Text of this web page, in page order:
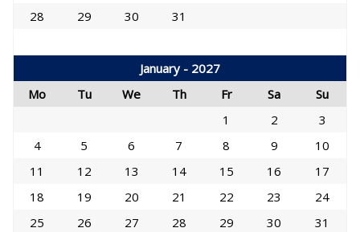
28
29 30 31
January - 2027
Mo
Tu We Th Fr Sa
Su
1
2
3
4
5 6 7 8 9
10
11
12 13 14 15 16
17
18
19 20 21 22 23
24
25
26 27 28 29 30 31